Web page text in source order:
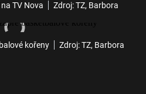
TV Nova
Zdroj: TZ, Barbora
kořeny
Zdroj: TZ, Barbora